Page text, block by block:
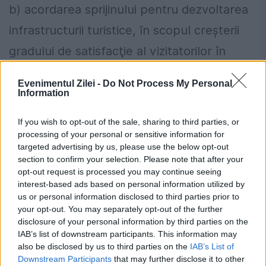
Evenimentul Zilei - Do Not Process My Personal
Information
If you wish to opt-out of the sale, sharing to third parties, or
processing of your personal or sensitive information for
targeted advertising by us, please use the below opt-out
section to confirm your selection. Please note that after your
opt-out request is processed you may continue seeing
interest-based ads based on personal information utilized by
us or personal information disclosed to third parties prior to
your opt-out. You may separately opt-out of the further
disclosure of your personal information by third parties on the
IAB’s list of downstream participants. This information may
also be disclosed by us to third parties on the IAB’s List of
Downstream Participants that may further disclose it to other
b) acordarea sprijinului pentru dezvoltarea
infrastructurii turistice, în scopul creşterii
gradului de satisfacţie al vizitatorilor în
întreţinere a destinaţiei turistice; d)
destinaţiei turistice Mangalia; e) creşterea
calităţii şi crearea de noi servicii publice
destinate turiştilor”.
Un detaliu din certificatul auto poate
aduce amendă și permisul suspendat
unor categorii de șoferi